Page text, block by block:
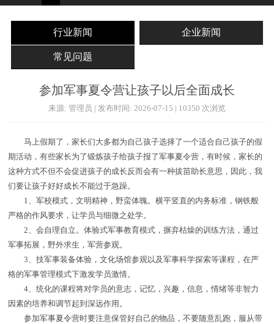
行业新闻 企业新闻
常见问题
参加军事夏令营让孩子以后全面成长
来源: 管理员 | 发布时间: 2026-07-15 | 10350 次浏览
马上假期了，家长们大多都为自己孩子选择了一个适合自己孩子的假
期活动，有些家长为了锻炼孩子给孩子报了军事夏令营，有时候，家长的
这种方式不但不会促进孩子的成长反而会有一种拔苗助长意思，因此，我
们要让孩子好好成长不能过于急躁。
1、军校模式，文明精神，野蛮体魄。横平竖直的内务标准，钢铁般
严格的作风要求，让学员与细微之处学。
2、会自理自立。体验式军事教育模式，摒弃枯燥的训练方法，通过
军事拓展，野外求生，军营参观。
3、技军事装备体验，文化场馆参观以及军事科学探索等课程，在严
格的军事管理模式下激发学员激情。
4、统化的课程将对学员的意志，记忆，兴趣，信息，情绪等非智力
因素的培养和调节起到深远作用。
参加军事夏令营时要注意保管好自己的物品，不要随意乱跑，服从带